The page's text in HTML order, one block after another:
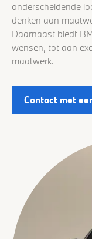
onderscheidende
denken aan
Daarnaast biedt
wensen, tot aan
maatwerk.
Contact met